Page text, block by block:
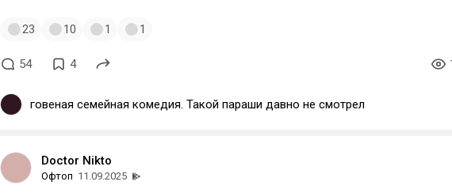
23 10 1 1
54 4
говеная семейная комедия. Такой параши давно не смотрел
Doctor Nikto
Офтоп 11.09.2025